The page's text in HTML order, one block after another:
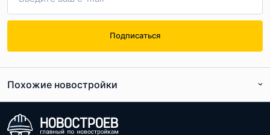
Подписаться
Похожие новостройки
По расположению